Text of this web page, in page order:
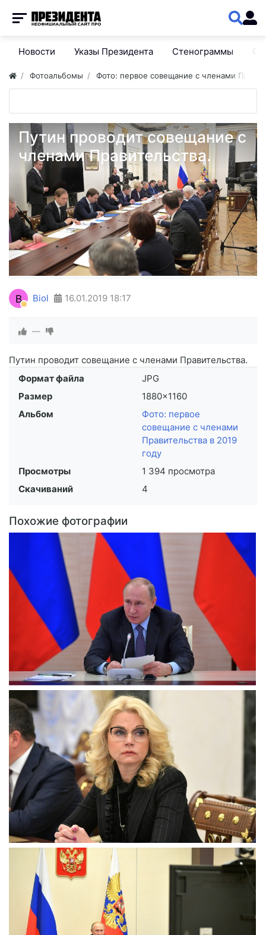
Новости Указы Президента Стенограммы
Фотоальбомы Фото: первое совещание с членами
Путин проводит совещание с
членами Правительства.
B Biol 16.01.2019 18:17
—
Путин проводит совещание с членами Правительства.
Формат файла
JPG
Размер
1880×1160
Альбом
Фото: первое
совещание с членами
Правительства в 2019
году
Просмотры
1 394 просмотра
Скачиваний
4
Похожие фотографии